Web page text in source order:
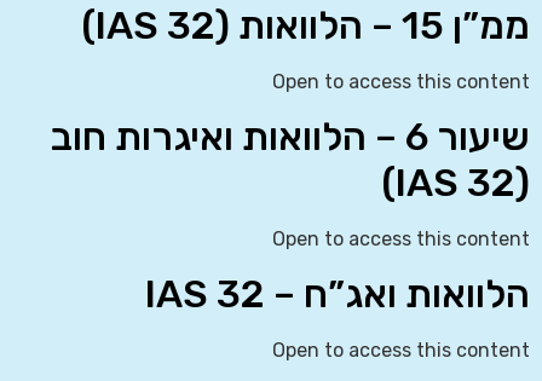
ממ”ן 15 – הלוואות (IAS 32)
Open to access this content
שיעור 6 – הלוואות ואיגרות חוב
(IAS 32)
Open to access this content
הלוואות ואג”ח – IAS 32
Open to access this content